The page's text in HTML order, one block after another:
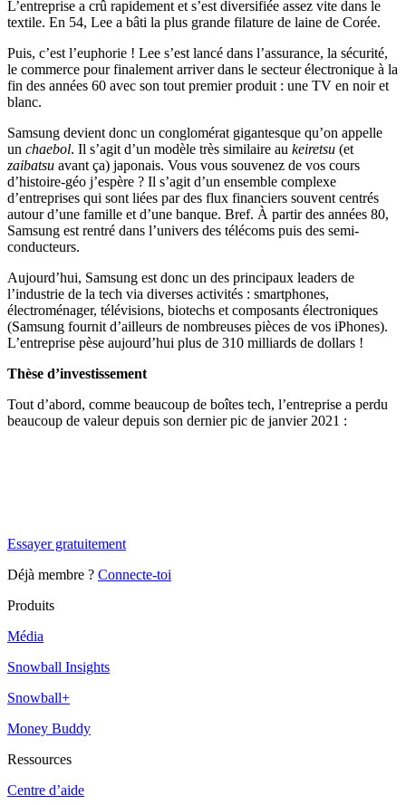
L’entreprise a crû rapidement et s’est diversifiée assez vite dans le
textile. En 54, Lee a bâti la plus grande filature de laine de Corée.
Puis, c’est l’euphorie ! Lee s’est lancé dans l’assurance, la sécurité,
le commerce pour finalement arriver dans le secteur électronique à la
fin des années 60 avec son tout premier produit : une TV en noir et
blanc.
Samsung devient donc un conglomérat gigantesque qu’on appelle
un chaebol. Il s’agit d’un modèle très similaire au keiretsu (et
zaibatsu avant ça) japonais. Vous vous souvenez de vos cours
d’histoire-géo j’espère ? Il s’agit d’un ensemble complexe
d’entreprises qui sont liées par des flux financiers souvent centrés
autour d’une famille et d’une banque. Bref. À partir des années 80,
Samsung est rentré dans l’univers des télécoms puis des semi-
conducteurs.
Aujourd’hui, Samsung est donc un des principaux leaders de
l’industrie de la tech via diverses activités : smartphones,
électroménager, télévisions, biotechs et composants électroniques
(Samsung fournit d’ailleurs de nombreuses pièces de vos iPhones).
L’entreprise pèse aujourd’hui plus de 310 milliards de dollars !
Thèse d’investissement
Tout d’abord, comme beaucoup de boîtes tech, l’entreprise a perdu
beaucoup de valeur depuis son dernier pic de janvier 2021 :
Essayer gratuitement
Déjà membre ? Connecte-toi
Produits
Média
Snowball Insights
Snowball+
Money Buddy
Ressources
Centre d’aide